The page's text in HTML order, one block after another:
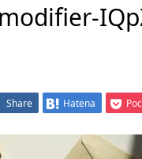
Share Hatena